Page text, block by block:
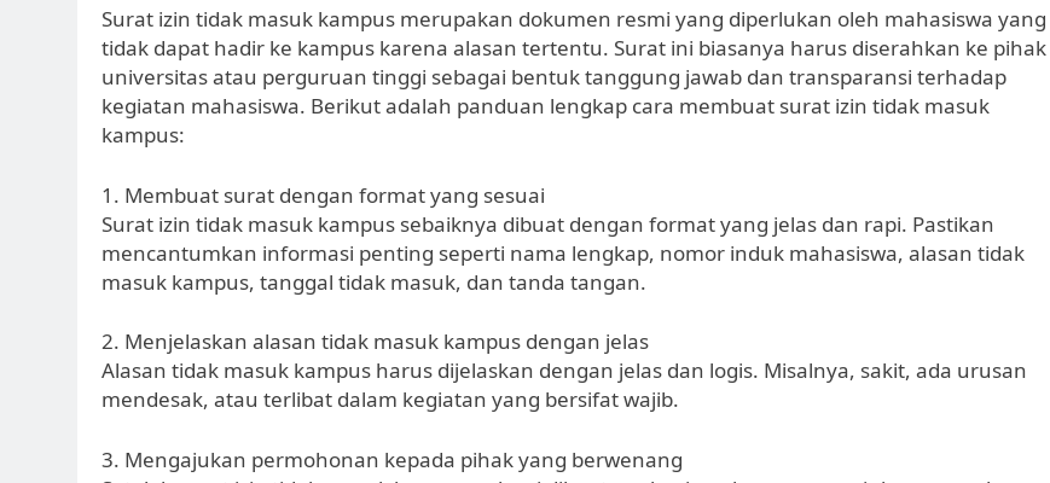
Surat izin tidak masuk kampus merupakan dokumen resmi yang diperlukan oleh mahasiswa yang
tidak dapat hadir ke kampus karena alasan tertentu. Surat ini biasanya harus diserahkan ke pihak
universitas atau perguruan tinggi sebagai bentuk tanggung jawab dan transparansi terhadap
kegiatan mahasiswa. Berikut adalah panduan lengkap cara membuat surat izin tidak masuk
kampus:
1. Membuat surat dengan format yang sesuai
Surat izin tidak masuk kampus sebaiknya dibuat dengan format yang jelas dan rapi. Pastikan
mencantumkan informasi penting seperti nama lengkap, nomor induk mahasiswa, alasan tidak
masuk kampus, tanggal tidak masuk, dan tanda tangan.
2. Menjelaskan alasan tidak masuk kampus dengan jelas
Alasan tidak masuk kampus harus dijelaskan dengan jelas dan logis. Misalnya, sakit, ada urusan
mendesak, atau terlibat dalam kegiatan yang bersifat wajib.
3. Mengajukan permohonan kepada pihak yang berwenang